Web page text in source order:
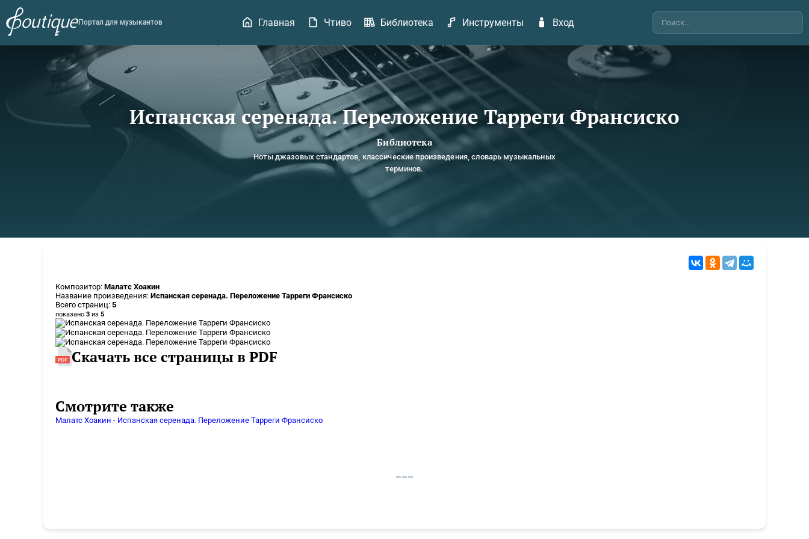
Портал для музыкантов Главная Чтиво Библиотека Инструменты Вход
Испанская серенада. Переложение Тарреги Франсиско
Библиотека
Ноты джазовых стандартов, классические произведения, словарь музыкальных
терминов.
Композитор: Малатс Хоакин
Название произведения: Испанская серенада. Переложение Тарреги Франсиско
Всего страниц: 5
показано 3 из 5
Скачать все страницы в PDF
Смотрите также
Малатс Хоакин - Испанская серенада. Переложение Тарреги Франсиско